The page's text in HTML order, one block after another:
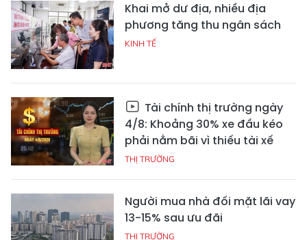
Khai mở dư địa, nhiều địa
phương tăng thu ngân sách
KINH TẾ
Tài chính thị trường ngày
4/8: Khoảng 30% xe đầu kéo
phải nằm bãi vì thiếu tài xế
THỊ TRƯỜNG
Người mua nhà đối mặt lãi vay
13-15% sau ưu đãi
THỊ TRƯỜNG